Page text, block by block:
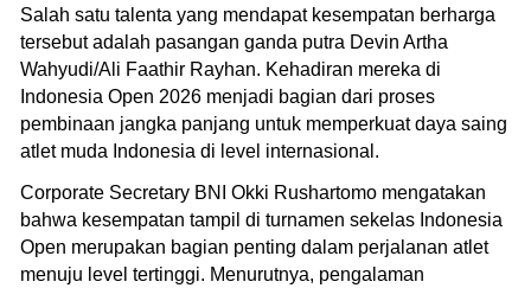
Salah satu talenta yang mendapat kesempatan berharga
tersebut adalah pasangan ganda putra Devin Artha
Wahyudi/Ali Faathir Rayhan. Kehadiran mereka di
Indonesia Open 2026 menjadi bagian dari proses
pembinaan jangka panjang untuk memperkuat daya saing
atlet muda Indonesia di level internasional.
Corporate Secretary BNI Okki Rushartomo mengatakan
bahwa kesempatan tampil di turnamen sekelas Indonesia
Open merupakan bagian penting dalam perjalanan atlet
menuju level tertinggi. Menurutnya, pengalaman